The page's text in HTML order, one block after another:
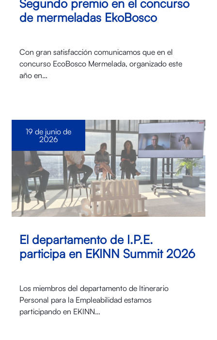
Segundo premio en el concurso
de mermeladas EkoBosco
Con gran satisfacción comunicamos que en el
concurso EcoBosco Mermelada, organizado este
año en…
El departamento de I.P.E.
participa en EKINN Summit 2026
Los miembros del departamento de Itinerario
Personal para la Empleabilidad estamos
participando en EKINN…
19 de junio de
2026